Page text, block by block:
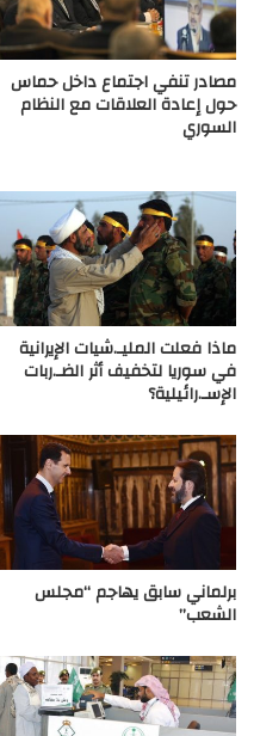
مصادر تنفي اجتماع داخل حماس
حول إعادة العلاقات مع النظام
السوري
ماذا فعلت المليـ.شيات الإيرانية
في سوريا لتخفيف أثر الضـ.ربات
الإسـ.رائيلية؟
برلماني سابق يهاجم “مجلس
الشعب”